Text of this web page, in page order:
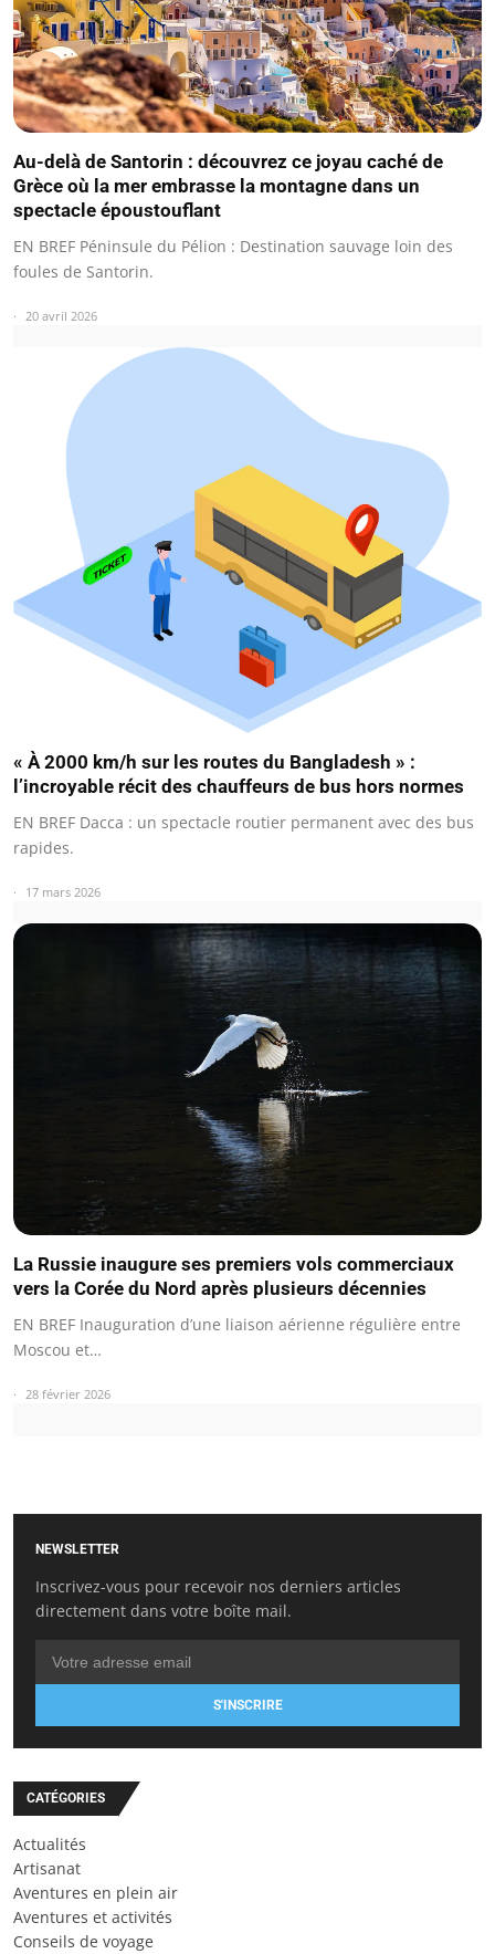
Au-delà de Santorin : découvrez ce joyau caché de
Grèce où la mer embrasse la montagne dans un
spectacle époustouflant
EN BREF Péninsule du Pélion : Destination sauvage loin des
foules de Santorin.
20 avril 2026
« À 2000 km/h sur les routes du Bangladesh » :
l’incroyable récit des chauffeurs de bus hors normes
EN BREF Dacca : un spectacle routier permanent avec des bus
rapides.
17 mars 2026
La Russie inaugure ses premiers vols commerciaux
vers la Corée du Nord après plusieurs décennies
EN BREF Inauguration d’une liaison aérienne régulière entre
Moscou et…
28 février 2026
NEWSLETTER
Inscrivez-vous pour recevoir nos derniers articles
directement dans votre boîte mail.
S'INSCRIRE
CATÉGORIES
Actualités
Artisanat
Aventures en plein air
Aventures et activités
Conseils de voyage